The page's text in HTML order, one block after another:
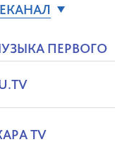
ПЕРВОГО
TV